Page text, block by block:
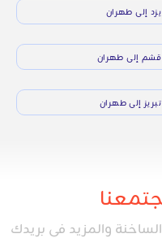
يزد إلى طهران
قشم إلى طهران
تبريز إلى طهران
والمزيد في بريدك